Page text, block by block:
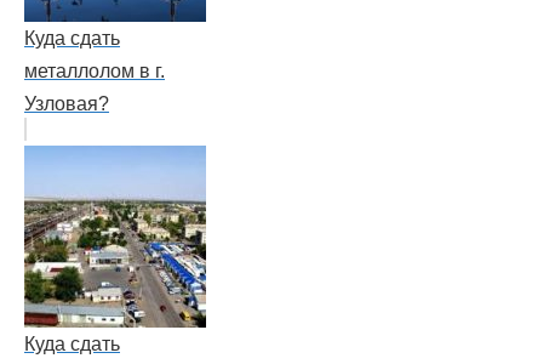
Куда сдать
металлолом в г.
Узловая?
Куда сдать